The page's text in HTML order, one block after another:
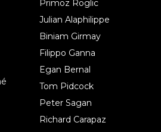
Primoz Roglic
Julian Alaphilippe
Biniam Girmay
Filippo Ganna
Egan Bernal
Tom Pidcock
Peter Sagan
Richard Carapaz